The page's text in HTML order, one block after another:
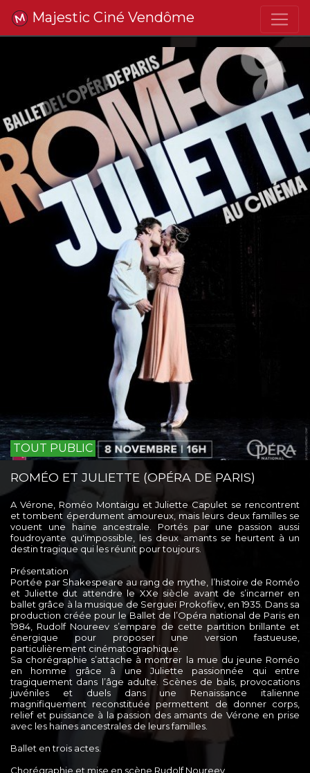
Majestic Ciné Vendôme
TOUT PUBLIC
ROMÉO ET JULIETTE (OPÉRA DE PARIS)
A Vérone, Roméo Montaigu et Juliette Capulet se rencontrent
et tombent éperdument amoureux, mais leurs deux familles se
vouent une haine ancestrale. Portés par une passion aussi
foudroyante qu'impossible, les deux amants se heurtent à un
destin tragique qui les réunit pour toujours.
Présentation
Portée par Shakespeare au rang de mythe, l’histoire de Roméo
et Juliette dut attendre le XXe siècle avant de s’incarner en
ballet grâce à la musique de Sergueï Prokofiev, en 1935. Dans sa
production créée pour le Ballet de l’Opéra national de Paris en
1984, Rudolf Noureev s’empare de cette partition brillante et
énergique pour proposer une version fastueuse,
particulièrement cinématographique.
Sa chorégraphie s’attache à montrer la mue du jeune Roméo
en homme grâce à une Juliette passionnée qui entre
tragiquement dans l’âge adulte. Scènes de bals, provocations
juvéniles et duels dans une Renaissance italienne
magnifiquement reconstituée permettent de donner corps,
relief et puissance à la passion des amants de Vérone en prise
avec les haines ancestrales de leurs familles.
Ballet en trois actes.
Chorégraphie et mise en scène Rudolf Noureev